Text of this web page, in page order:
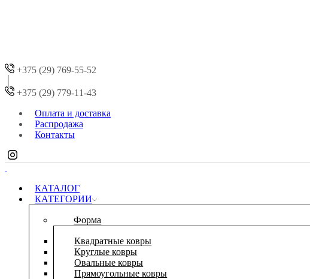
+375 (29) 769-55-52
+375 (29) 779-11-43
Оплата и доставка
Распродажа
Контакты
КАТАЛОГ
КАТЕГОРИИ
Форма
Квадратные ковры
Круглые ковры
Овальные ковры
Прямоугольные ковры